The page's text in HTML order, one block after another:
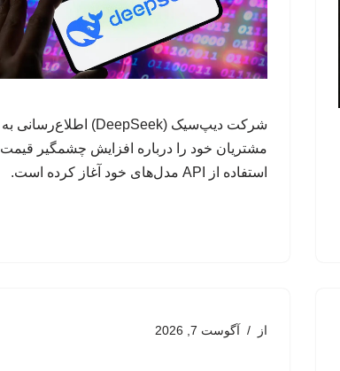
شرکت دیپ‌سیک (DeepSeek) اطلاع‌رسانی به
مشتریان خود را درباره افزایش چشمگیر قیمت
استفاده از API مدل‌های خود آغاز کرده است.
از آگوست 7, 2026